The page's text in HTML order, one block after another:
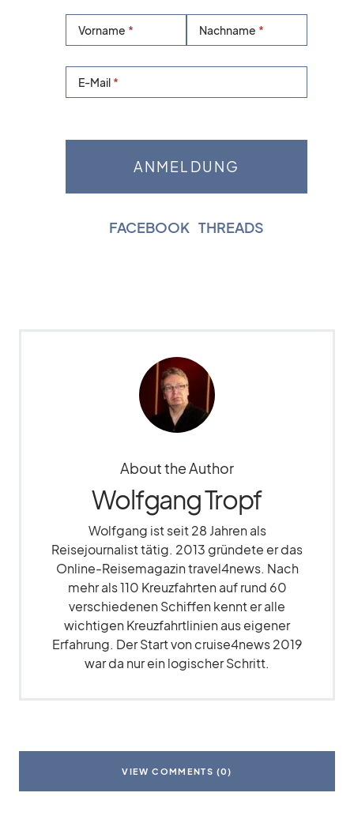
Vorname Nachname
E-Mail
FACEBOOK THREADS
About the Author
Wolfgang Tropf
Wolfgang ist seit 28 Jahren als
Reisejournalist tätig. 2013 gründete er das
Online-Reisemagazin travel4news. Nach
mehr als 110 Kreuzfahrten auf rund 60
verschiedenen Schiffen kennt er alle
wichtigen Kreuzfahrtlinien aus eigener
Erfahrung. Der Start von cruise4news 2019
war da nur ein logischer Schritt.
VIEW COMMENTS (0)